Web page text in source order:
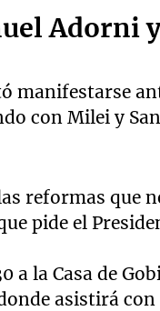
Adorni
manifestarse
con Milei y
reformas que
pide el
a la Casa de
asistirá